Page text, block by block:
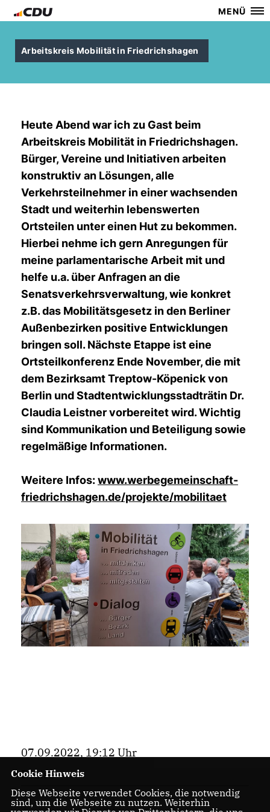
MENÜ
Arbeitskreis Mobilität in Friedrichshagen
Heute Abend war ich zu Gast beim
Arbeitskreis Mobilität in Friedrichshagen.
Bürger, Vereine und Initiativen arbeiten
konstruktiv an Lösungen, alle
Verkehrsteilnehmer in einer wachsenden
Stadt und weiterhin lebenswerten
Ortsteilen unter einen Hut zu bekommen.
Hierbei nehme ich gern Anregungen für
meine parlamentarische Arbeit mit und
helfe u.a. über Anfragen an die
Senatsverkehrsverwaltung, wie konkret
z.B. das Mobilitätsgesetz in den Berliner
Außenbezirken positive Entwicklungen
bringen soll. Nächste Etappe ist eine
Ortsteilkonferenz Ende November, die mit
dem Bezirksamt Treptow-Köpenick von
Berlin und Stadtentwicklungsstadträtin Dr.
Claudia Leistner vorbereitet wird. Wichtig
sind Kommunikation und Beteiligung sowie
regelmäßige Informationen.
Weitere Infos:www.werbegemeinschaft-
friedrichshagen.de/projekte/mobilitaet
07.09.2022, 19:12 Uhr
Bezirk
Cookie Hinweis
Diese Webseite verwendet Cookies, die notwendig
sind, um die Webseite zu nutzen. Weiterhin